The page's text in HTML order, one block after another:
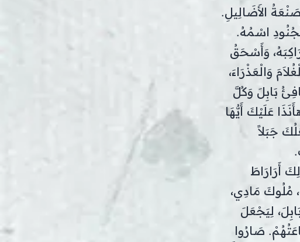
الأَضَالِيلِ.
اسْمُهُ.
وَأَسْحَقُ
وَالْعَذْرَاءَ،
بَابِلَ وَكُلَّ
عَلَيْكَ أَيُّهَا
جَبَلاً
أَرَارَاطَ
مُلُوكَ مَادِي،
لِيَجْعَلَ
صَارُوا